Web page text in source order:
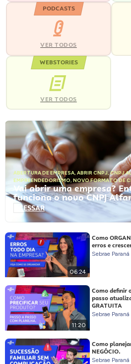
PODCASTS
VER TODOS
WEBSTORIES
VER TODOS
ABERTURA DE EMPRESA, ABRIR CNPJ,CNPJ
EMPREENDEDORISMO, NOVO FORMATO DE
Vai abrir uma empresa?
funciona o novo CNPJ
ACESSAR
06:24
Como
erros e
Sebrae Paraná
11:20
Como definir
passo
GRATUITA
Sebrae Paraná
Como
NEGÓCIO.
Sebrae Paraná